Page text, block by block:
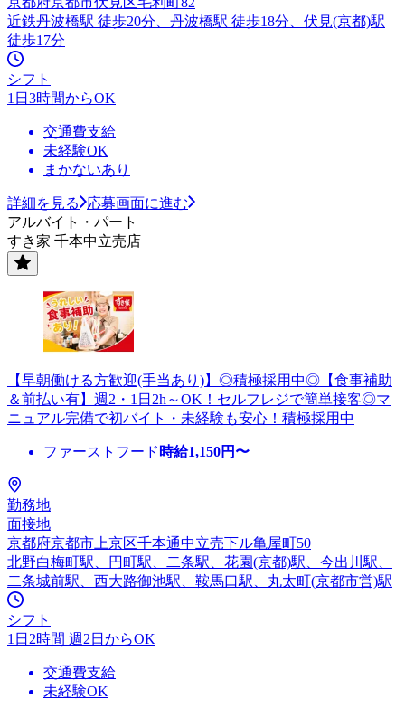
近鉄丹波橋駅 徒歩20分、丹波橋駅 徒歩18分、伏見(京都)駅
徒歩17分
シフト
1日3時間からOK
交通費支給
未経験OK
まかないあり
詳細を見る
応募画面に進む
アルバイト・パート
すき家 千本中立売店
【早朝働ける方歓迎(手当あり)】◎積極採用中◎【食事補助
＆前払い有】週2・1日2h～OK！セルフレジで簡単接客◎マ
ニュアル完備で初バイト・未経験も安心！積極採用中
ファーストフード 時給1,150円〜
勤務地
面接地
京都府京都市上京区千本通中立売下ル亀屋町50
北野白梅町駅、円町駅、二条駅、花園(京都)駅、今出川駅、
二条城前駅、西大路御池駅、鞍馬口駅、丸太町(京都市営)駅
シフト
1日2時間 週2日からOK
交通費支給
未経験OK